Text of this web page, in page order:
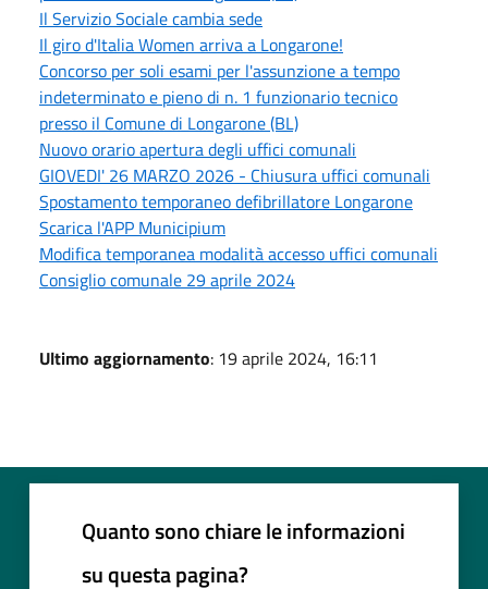
Il Servizio Sociale cambia sede
Il giro d'Italia Women arriva a Longarone!
Concorso per soli esami per l'assunzione a tempo
indeterminato e pieno di n. 1 funzionario tecnico
presso il Comune di Longarone (BL)
Nuovo orario apertura degli uffici comunali
GIOVEDI' 26 MARZO 2026 - Chiusura uffici comunali
Spostamento temporaneo defibrillatore Longarone
Scarica l'APP Municipium
Modifica temporanea modalità accesso uffici comunali
Consiglio comunale 29 aprile 2024
Ultimo aggiornamento: 19 aprile 2024, 16:11
Quanto sono chiare le informazioni
su questa pagina?